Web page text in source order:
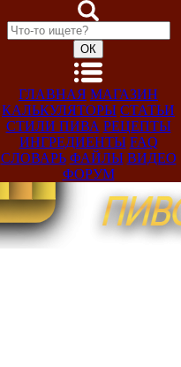
ГЛАВНАЯ МАГАЗИН
КАЛЬКУЛЯТОРЫ СТАТЬИ
СТИЛИ ПИВА РЕЦЕПТЫ
ИНГРЕДИЕНТЫ FAQ
СЛОВАРЬ ФАЙЛЫ ВИДЕО
ФОРУМ